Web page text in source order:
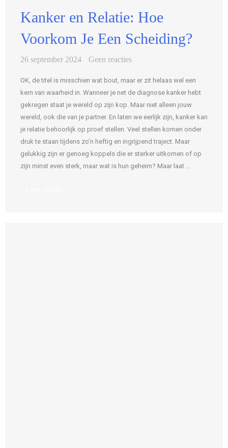
Kanker en Relatie: Hoe
Voorkom Je Een Scheiding?
26 september 2024 Geen reacties
OK, de titel is misschien wat bout, maar er zit helaas wel een
kern van waarheid in. Wanneer je net de diagnose kanker hebt
gekregen staat je wereld op zijn kop. Maar niet alleen jouw
wereld, ook die van je partner. En laten we eerlijk zijn, kanker kan
je relatie behoorlijk op proef stellen. Veel stellen komen onder
druk te staan tijdens zo’n heftig en ingrijpend traject. Maar
gelukkig zijn er genoeg koppels die er sterker uitkomen of op
zijn minst even sterk, maar wat is hun geheim? Maar laat ...